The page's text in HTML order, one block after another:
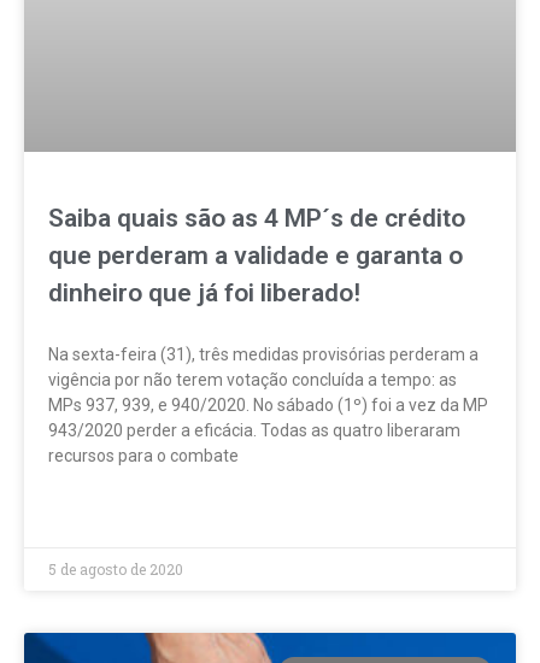
Saiba quais são as 4 MP´s de crédito
que perderam a validade e garanta o
dinheiro que já foi liberado!
Na sexta-feira (31), três medidas provisórias perderam a
vigência por não terem votação concluída a tempo: as
MPs 937, 939, e 940/2020. No sábado (1º) foi a vez da MP
943/2020 perder a eficácia. Todas as quatro liberaram
recursos para o combate
5 de agosto de 2020